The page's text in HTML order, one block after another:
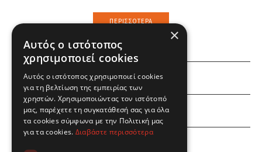
ΠΕΡΙΣΣΌΤΕΡΑ
ΕΜΕΙΣ
ΕΣΕΙΣ
×
Αυτός ο ιστότοπος
χρησιμοποιεί cookies
Αυτός ο ιστότοπος χρησιμοποιεί cookies
για τη βελτίωση της εμπειρίας των
χρηστών. Χρησιμοποιώντας τον ιστότοπό
μας, παρέχετε τη συγκατάθεσή σας για όλα
τα cookies σύμφωνα με την Πολιτική μας
για τα cookies. Διαβάστε περισσότερα